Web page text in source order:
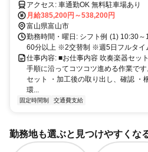
アクセス: 車通勤OK 無料駐車場あり
月給385,200円～538,200円
富山県富山市
勤務時間・曜日: シフト例 (1) 10:30
60分以上 ※2交替制 ※週5日フルタイ
仕事内容: ■お仕事内容 吹奏楽器セッ
手順に沿ってコツコツ進める作業で
セット ・加工後の取り出し、確認 ・
環...
固定時間制 交通費支給
勤務地も選ぶと見つけやすくな